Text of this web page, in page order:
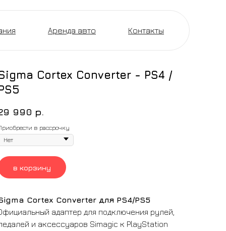
Аренда авто Контакты
Cortex Converter - PS4 /
990 р.
в рассрочку
в корзину
Cortex Converter для PS4/PS5
адаптер для подключения рулей,
и аксессуаров Simagic к PlayStation